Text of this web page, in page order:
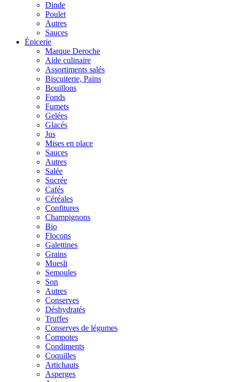
Dinde
Poulet
Autres
Sauces
Épicerie
Marque Deroche
Aide culinaire
Assortiments salés
Biscuiterie, Pains
Bouillons
Fonds
Fumets
Gelées
Glacés
Jus
Mises en place
Sauces
Autres
Salée
Sucrée
Cafés
Céréales
Confitures
Champignons
Bio
Flocons
Galettines
Grains
Muesli
Semoules
Son
Autres
Conserves
Déshydratés
Truffes
Conserves de légumes
Compotes
Condiments
Coquilles
Artichauts
Asperges